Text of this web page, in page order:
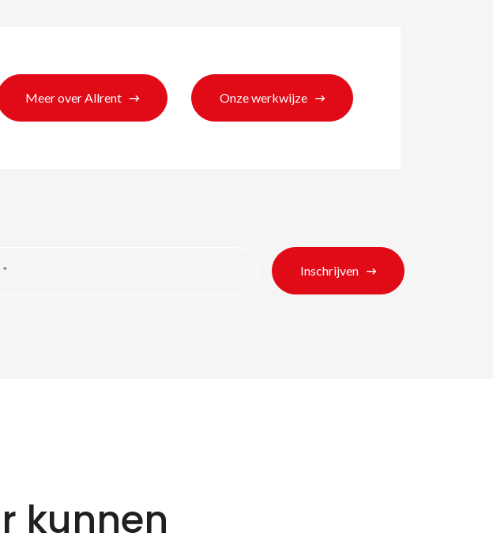
Meer over Allrent Onze werkwijze
Inschrijven
kunnen